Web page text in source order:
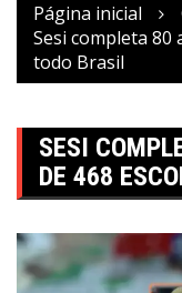
Página inicial
Sesi completa 80
todo Brasil
SESI
DE 468